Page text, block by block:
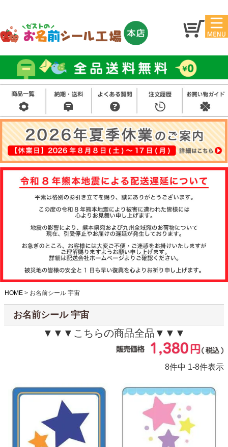
マイ
お
名
前
シ
ー
ル
アイ
ロン
シー
ル
お買
い得
セッ
ト
ス
タ
ン
プ
そ
の
他
注文履歴
お支払いに
て
よくある質
問
商品ガイド
会社概要
HOME お名前シール 宇宙
お名前シール 宇宙
▼▼▼こちらの商品全品▼▼▼
8件中 1-8件表示